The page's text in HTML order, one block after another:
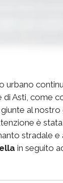
urbano
di Asti, come
al nostro
è
stradale e
in seguito